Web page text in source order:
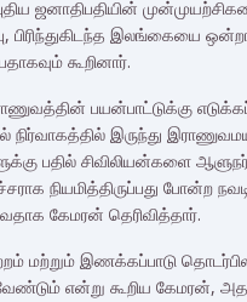
ஜனாதிபதியின்
பிரிந்துகிடந்த இலங்கையை
கூறினார்.
பயன்பாட்டுக்கு
நிர்வாகத்தில் இருந்து
பதில் சிவிலியன்களை
நியமித்திருப்பது
கேமரன் தெரிவித்தார்.
மற்றும் இணக்கப்பாடு
என்று கூறிய கேமரன்,